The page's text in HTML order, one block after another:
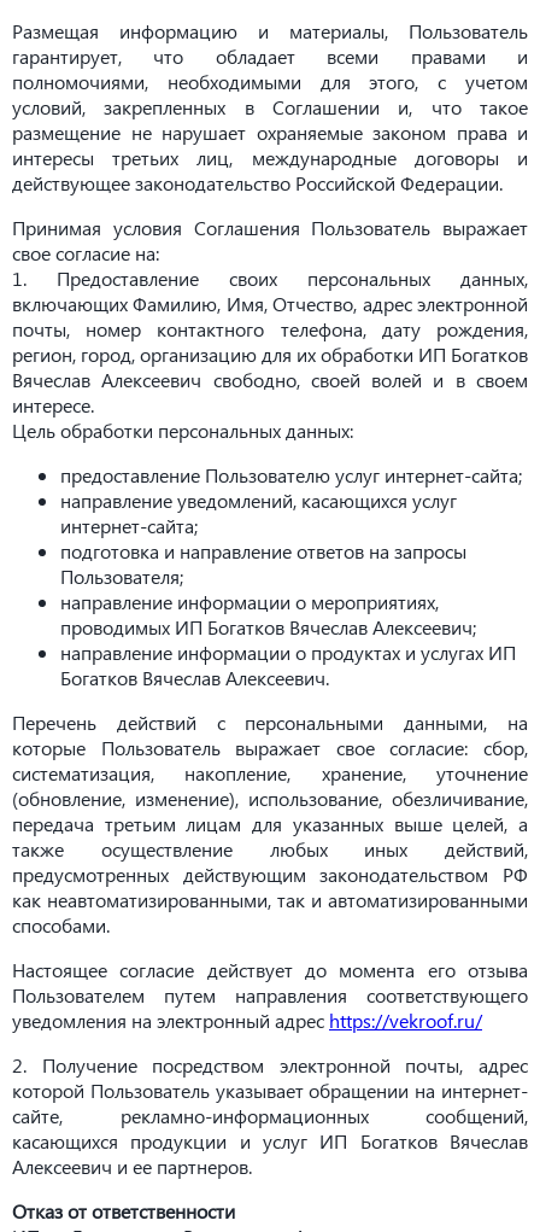
Размещая информацию и материалы, Пользователь
гарантирует, что обладает всеми правами и
полномочиями, необходимыми для этого, с учетом
условий, закрепленных в Соглашении и, что такое
размещение не нарушает охраняемые законом права и
интересы третьих лиц, международные договоры и
действующее законодательство Российской Федерации.
Принимая условия Соглашения Пользователь выражает
свое согласие на:
1. Предоставление своих персональных данных,
включающих Фамилию, Имя, Отчество, адрес электронной
почты, номер контактного телефона, дату рождения,
регион, город, организацию для их обработки ИП Богатков
Вячеслав Алексеевич свободно, своей волей и в своем
интересе.
Цель обработки персональных данных:
предоставление Пользователю услуг интернет-сайта;
направление уведомлений, касающихся услуг
интернет-сайта;
подготовка и направление ответов на запросы
Пользователя;
направление информации о мероприятиях,
проводимых ИП Богатков Вячеслав Алексеевич;
направление информации о продуктах и услугах ИП
Богатков Вячеслав Алексеевич.
Перечень действий с персональными данными, на
которые Пользователь выражает свое согласие: сбор,
систематизация, накопление, хранение, уточнение
(обновление, изменение), использование, обезличивание,
передача третьим лицам для указанных выше целей, а
также осуществление любых иных действий,
предусмотренных действующим законодательством РФ
как неавтоматизированными, так и автоматизированными
способами.
Настоящее согласие действует до момента его отзыва
Пользователем путем направления соответствующего
уведомления на электронный адрес https://vekroof.ru/
2. Получение посредством электронной почты, адрес
которой Пользователь указывает обращении на интернет-
сайте, рекламно-информационных сообщений,
касающихся продукции и услуг ИП Богатков Вячеслав
Алексеевич и ее партнеров.
Отказ от ответственности